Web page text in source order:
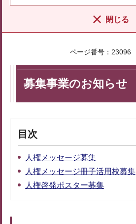
閉じる
ページ番号：23096
募集事業のお知らせ
目次
人権メッセージ募集
人権メッセージ冊子活用校募集
人権啓発ポスター募集